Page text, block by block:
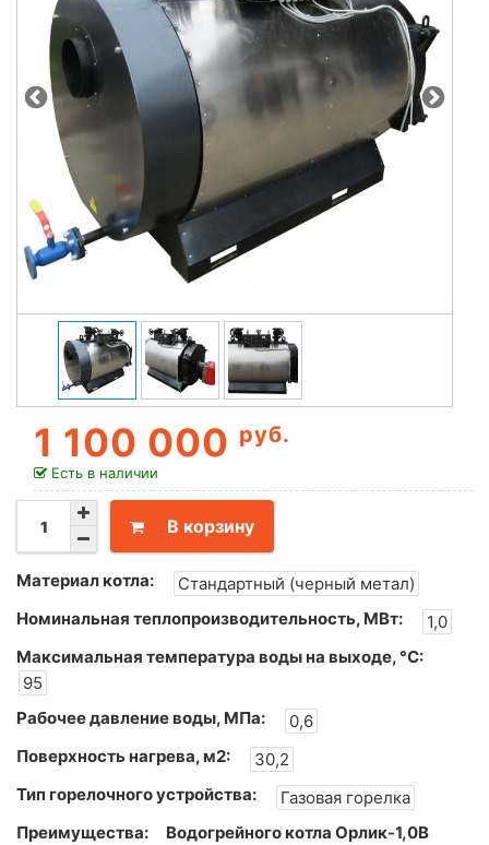
1 100 000 руб.
Есть в наличии
В корзину
Материал котла:
Стандартный (черный метал)
Номинальная теплопроизводительность, МВт:
1,0
Максимальная температура воды на выходе, °С:
95
Рабочее давление воды, МПа:
0,6
Поверхность нагрева, м2:
30,2
Тип горелочного устройства:
Газовая горелка
Преимущества:
Водогрейного котла Орлик-1,0В